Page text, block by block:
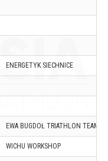
ENERGETYK SIECHNICE
EWA BUGDOŁ TRIATHLON TEAM
WICHU WORKSHOP